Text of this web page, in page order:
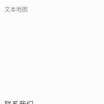
文本地图